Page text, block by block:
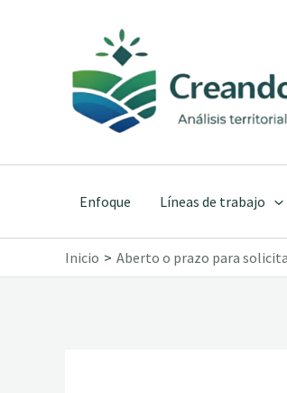
contenido
Enfoque Líneas de trabajo
Inicio Aberto o prazo para